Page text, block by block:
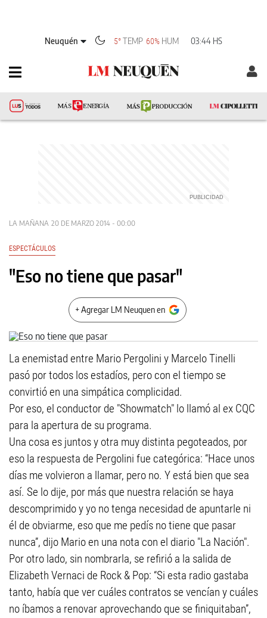
Neuquén 5° TEMP 60% HUM 03:44 HS
LA MAÑANA 20 DE MARZO 2014 - 00:00
ESPECTÁCULOS
"Eso no tiene que pasar"
+ Agregar LM Neuquen en
La enemistad entre Mario Pergolini y Marcelo Tinelli
pasó por todos los estadíos, pero con el tiempo se
convirtió en una simpática complicidad.
Por eso, el conductor de "Showmatch" lo llamó al ex CQC
para la apertura de su programa.
Una cosa es juntos y otra muy distinta pegoteados, por
eso la respuesta de Pergolini fue categórica: “Hace unos
días me volvieron a llamar, pero no. Y está bien que sea
así. Se lo dije, por más que nuestra relación se haya
descomprimido y yo no tenga necesidad de apuntarle ni
él de obviarme, eso que me pedís no tiene que pasar
nunca”, dijo Mario en una nota con el diario "La Nación".
Por otro lado, sin nombrarla, se refirió a la salida de
Elizabeth Vernaci de Rock & Pop: “Si esta radio gastaba
tanto, había que ver cuáles contratos se vencían y cuáles
no íbamos a renovar aprovechando que se finiquitaban”,